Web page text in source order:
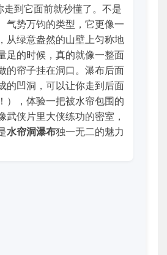
走到它面前就秒懂了。不是
气势万钧的类型，它更像一
从绿意盎然的山壁上匀称地
足的时候，真的就像一整面
的帘子挂在洞口。瀑布后面
的凹洞，可以让你走到后面
），体验一把被水帘包围的
武侠片里大侠练功的密室，
水帘洞瀑布独一无二的魅力